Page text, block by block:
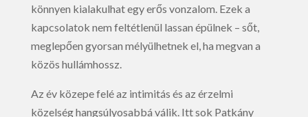
könnyen kialakulhat egy erős vonzalom. Ezek a
kapcsolatok nem feltétlenül lassan épülnek – sőt,
meglepően gyorsan mélyülhetnek el, ha megvan a
közös hullámhossz.
Az év közepe felé az intimitás és az érzelmi
közelség hangsúlyosabbá válik. Itt sok Patkány